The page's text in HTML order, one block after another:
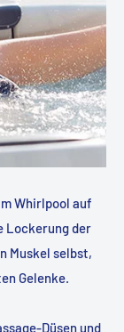
Whirlpool auf
Lockerung der
Muskel selbst,
Gelenke.
Düsen und